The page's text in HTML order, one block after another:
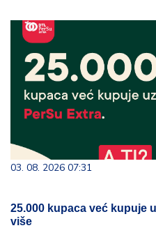
03. 08. 2026 07:31
25.000 kupaca već kupuje
više